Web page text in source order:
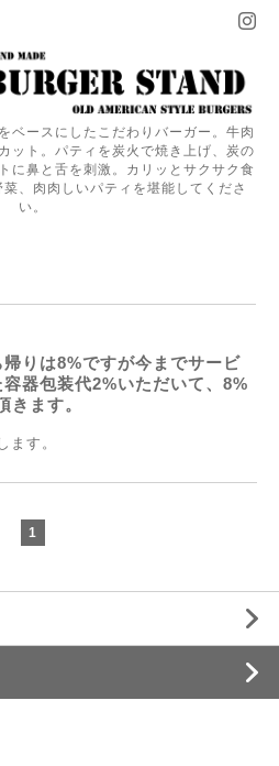
ベースにしたこだわりバーガー。牛肉
ット。パティを炭火で焼き上げ、炭の
に鼻と舌を刺激。カリッとサクサク食
、肉肉しいパティを堪能してくださ
い。
りは8%ですが今までサービ
器包装代2%いただいて、8%
きます。
ます。
1